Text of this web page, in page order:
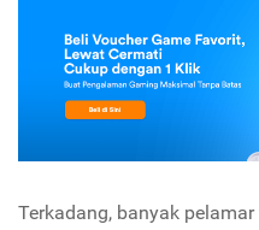
Terkadang, banyak